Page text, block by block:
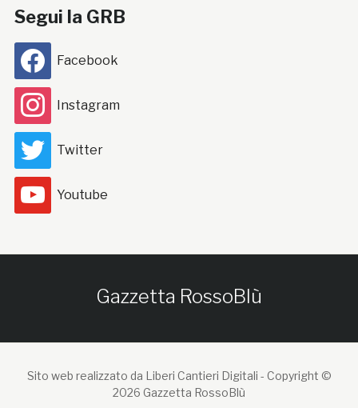
Segui la GRB
Facebook
Instagram
Twitter
Youtube
Gazzetta RossoBlù
Sito web realizzato da Liberi Cantieri Digitali - Copyright ©
2026 Gazzetta RossoBlù